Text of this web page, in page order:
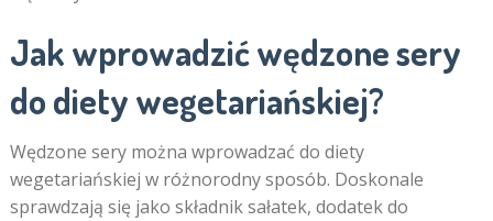
Jak wprowadzić wędzone sery
do diety wegetariańskiej?
Wędzone sery można wprowadzać do diety
wegetariańskiej w różnorodny sposób. Doskonale
sprawdzają się jako składnik sałatek, dodatek do